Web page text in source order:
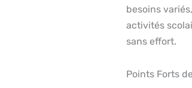
besoins
activités
sans effort.
Points Forts